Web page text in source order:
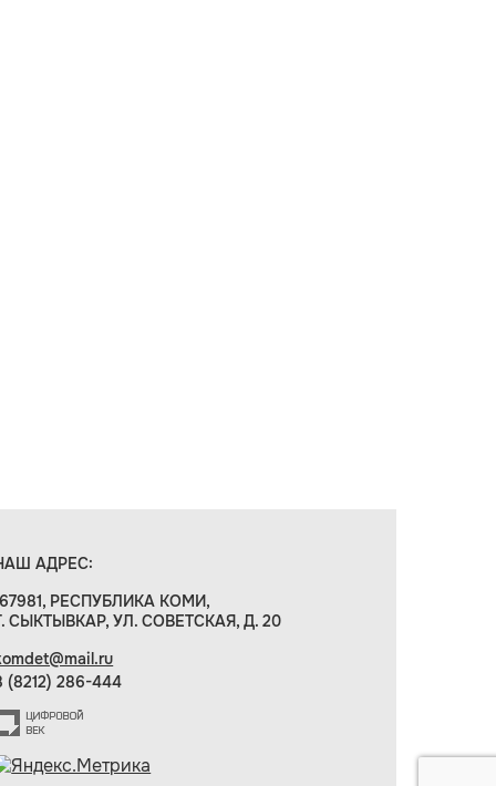
АДРЕС:
РЕСПУБЛИКА КОМИ,
СЫКТЫВКАР, УЛ. СОВЕТСКАЯ, Д. 20
(8212) 286-444